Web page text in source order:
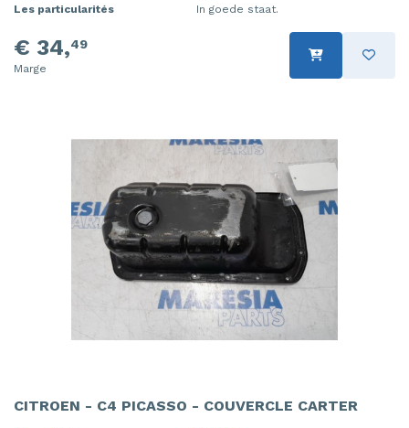
Les particularités
In goede staat.
€ 34,49
Marge
CITROEN - C4 PICASSO - COUVERCLE CARTER